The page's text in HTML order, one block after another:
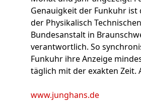
Genauigkeit der Funkuhr ist
der Physikalisch Technischen
Bundesanstalt in
verantwortlich. So
Funkuhr ihre Anzeige
täglich mit der exakten Zeit.
www.junghans.de